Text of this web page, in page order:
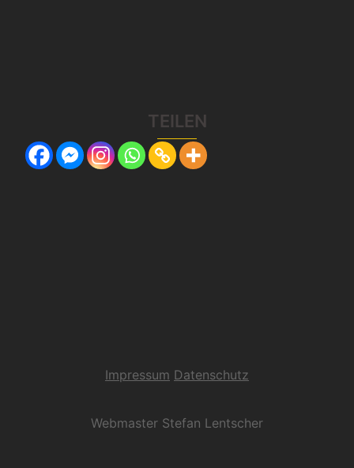
TEILEN
Impressum Datenschutz
Webmaster Stefan Lentscher